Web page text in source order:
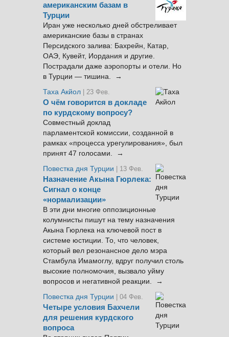
американским базам в
Турции
Иран уже несколько дней обстреливает
американские базы в странах
Персидского залива: Бахрейн, Катар,
ОАЭ, Кувейт, Иордания и другие.
Пострадали даже аэропорты и отели. Но
в Турции — тишина. →
Таха Акйол | 23 Фев.
О чём говорится в докладе
по курдскому вопросу?
Совместный доклад
парламентской комиссии, созданной в
рамках «процесса урегулирования», был
принят 47 голосами. →
Повестка дня Турции
| 13 Фев.
Назначение Акына Гюрлека:
Сигнал о конце
«нормализации»
В эти дни многие оппозиционные
колумнисты пишут на тему назначения
Акына Гюрлека на ключевой пост в
системе юстиции. То, что человек,
который вел резонансное дело мэра
Стамбула Имамоглу, вдруг получил столь
высокие полномочия, вызвало уйму
вопросов и негативной реакции. →
Повестка дня Турции
| 04 Фев.
Четыре условия Бахчели
для решения курдского
вопроса